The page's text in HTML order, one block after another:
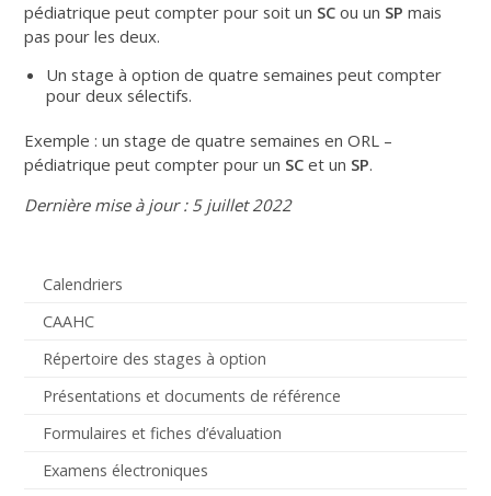
Calendriers
CAAHC
Répertoire des stages à option
Présentations et documents de référence
Formulaires et fiches d’évaluation
Examens électroniques
pédiatrique peut compter pour soit un SCou un SPmais
pas pour les deux.
Un stage à option de quatre semaines peut compter
pour deux sélectifs.
Exemple : un stage de quatre semaines en ORL –
pédiatrique peut compter pour un SC et un SP.
Dernière mise à jour : 5 juillet 2022